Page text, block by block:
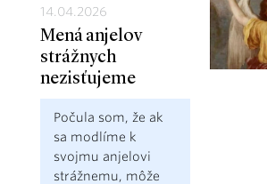
14.04.2026
Mená anjelov
strážnych
nezisťujeme
Počula som, že ak
sa modlíme k
svojmu anjelovi
strážnemu, môže